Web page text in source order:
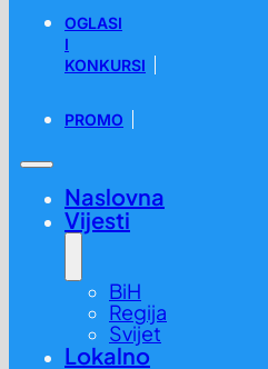
OGLASI
I
KONKURSI
PROMO
Naslovna
Vijesti
BiH
Regija
Svijet
Lokalno